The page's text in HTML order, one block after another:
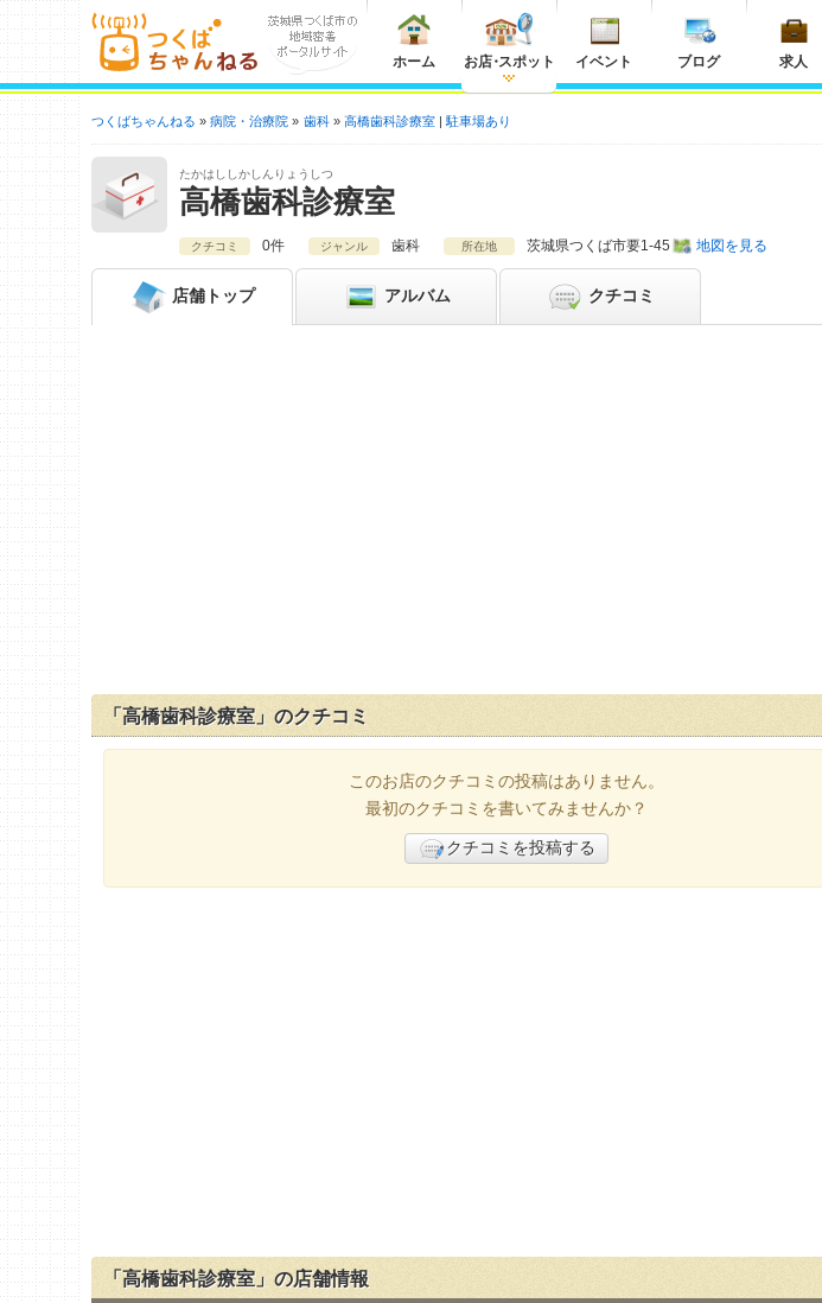
ホーム お店・スポット イベント ブログ 求人
つくばちゃんねる 病院・治療院 歯科 高橋歯科診療室 駐車場あり
たかはししかしんりょうしつ
高橋歯科診療室
クチコミ 0件 ジャンル 歯科 所在地 茨城県つくば市要1-45 地図を見る
店舗 トップ アルバム クチコミ
「高橋歯科診療室」のクチコミ
このお店のクチコミの投稿はありません。
最初のクチコミを書いてみませんか？
クチコミを投稿する
「高橋歯科診療室」の店舗情報